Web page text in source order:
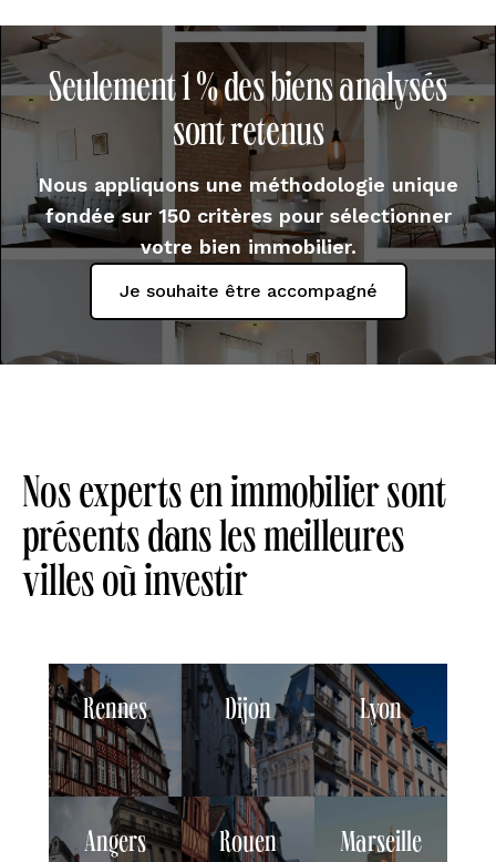
Seulement 1 % des biens analysés
sont retenus
Nous appliquons une méthodologie unique
fondée sur 150 critères pour sélectionner
votre bien immobilier.
Je souhaite être accompagné
Nos experts en immobilier sont
présents dans les meilleures
villes où investir
Rennes Dijon Lyon
Angers Rouen Marseille